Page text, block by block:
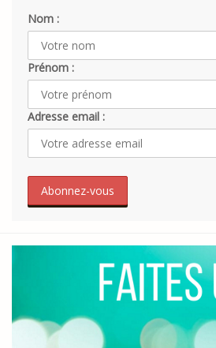
Nom :
Prénom :
Adresse email :